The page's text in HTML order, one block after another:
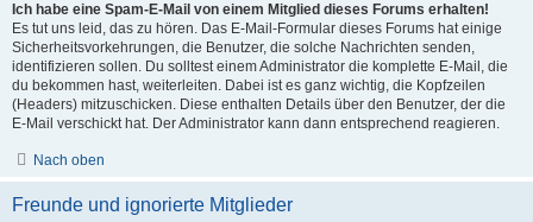
Ich habe eine Spam-E-Mail von einem Mitglied dieses Forums erhalten!
Es tut uns leid, das zu hören. Das E-Mail-Formular dieses Forums hat einige
Sicherheitsvorkehrungen, die Benutzer, die solche Nachrichten senden,
identifizieren sollen. Du solltest einem Administrator die komplette E-Mail, die
du bekommen hast, weiterleiten. Dabei ist es ganz wichtig, die Kopfzeilen
(Headers) mitzuschicken. Diese enthalten Details über den Benutzer, der die
E-Mail verschickt hat. Der Administrator kann dann entsprechend reagieren.
Nach oben
Freunde und ignorierte Mitglieder